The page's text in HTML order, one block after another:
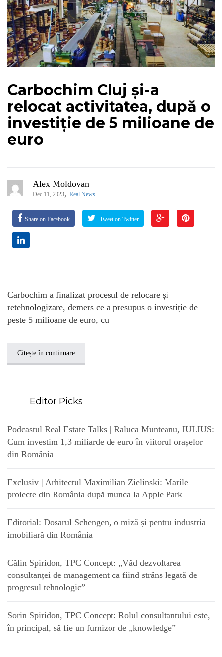
Carbochim Cluj și-a
relocat activitatea, după o
investiție de 5 milioane de
euro
Alex Moldovan
Dec 11, 2023, Real News
Share on Facebook Tweet on Twitter
Carbochim a finalizat procesul de relocare și
retehnologizare, demers ce a presupus o investiție de
peste 5 milioane de euro, cu
Citește în continuare
Editor Picks
Podcastul Real Estate Talks | Raluca Munteanu, IULIUS:
Cum investim 1,3 miliarde de euro în viitorul orașelor
din România
Exclusiv | Arhitectul Maximilian Zielinski: Marile
proiecte din România după munca la Apple Park
Editorial: Dosarul Schengen, o miză și pentru industria
imobiliară din România
Călin Spiridon, TPC Concept: „Văd dezvoltarea
consultanței de management ca fiind strâns legată de
progresul tehnologic”
Sorin Spiridon, TPC Concept: Rolul consultantului este,
în principal, să fie un furnizor de „knowledge”